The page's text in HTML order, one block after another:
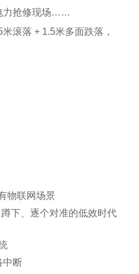
滚落 + 1.5米多面跌落，
物联网场景
下、逐个对准的低效时代
中断